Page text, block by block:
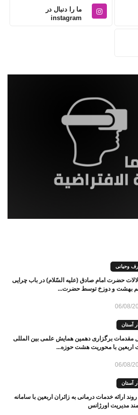
ما را دنبال در
instagram
وحیانی
حضرت امام صادق (علیه السّلام) در باب چرایی
بهشت و دوزخ توسط حضرت...
06/08/
آستان
مقدمات برگزاری دهمین همایش علمی بین المللی
اربعین با محوریت هشت حوزه...
06/08/
آستان
روند ارائه خدمات درمانی به زائران اربعین با سامانه
مدیریت اورژانس